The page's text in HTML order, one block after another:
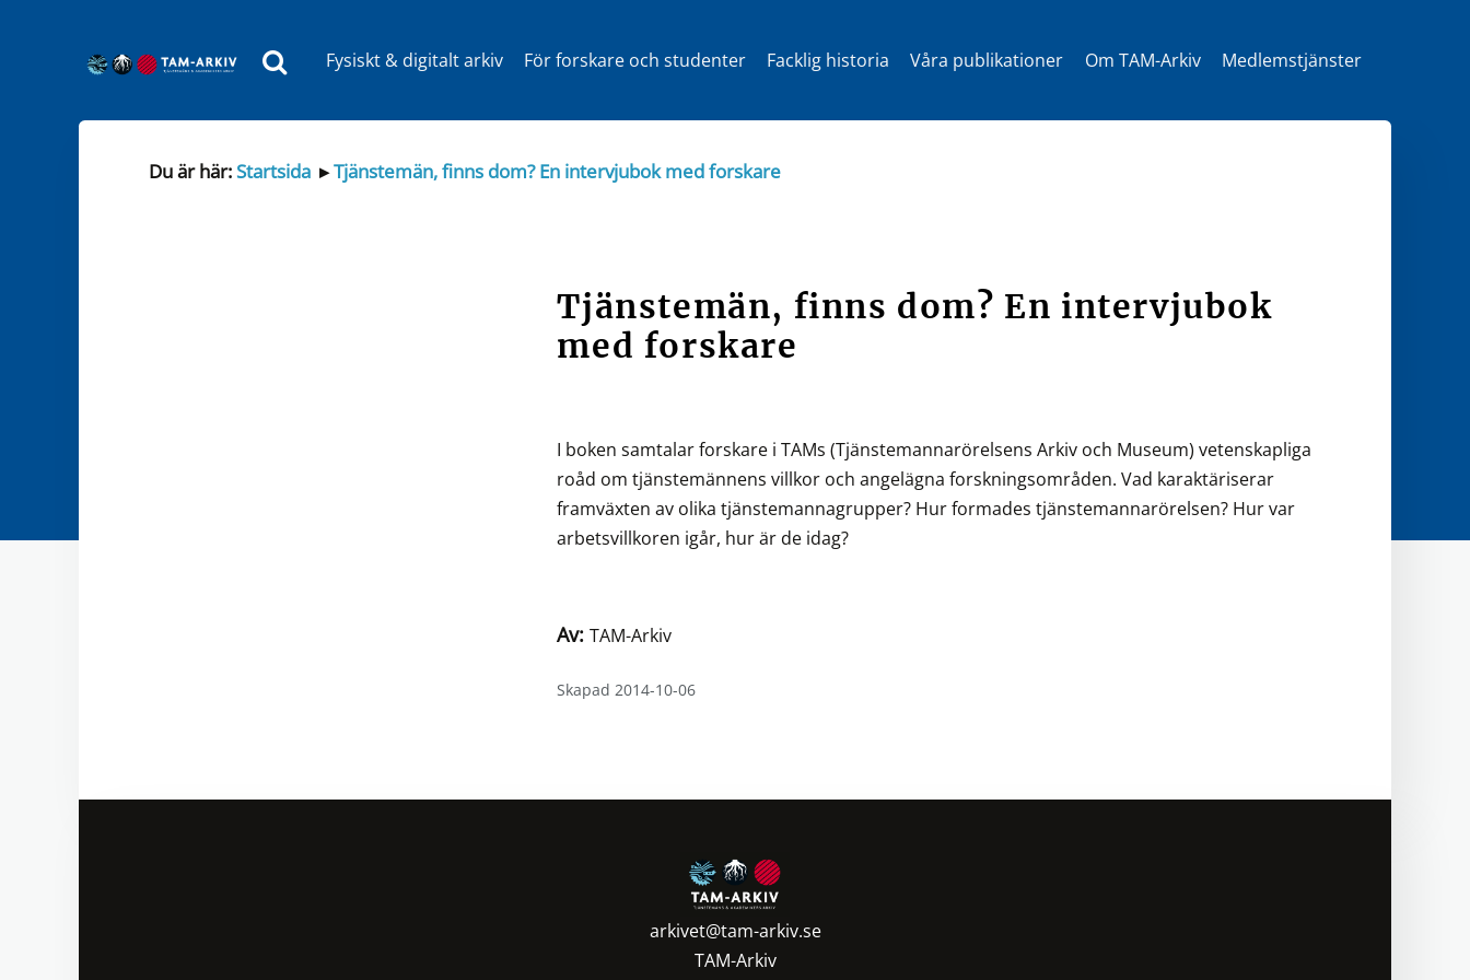
Huvudnavigering
Fysiskt & digitalt arkiv För forskare och studenter Facklig historia Våra publikationer Om TAM-Arkiv Medlemstjänster
Du är här:Startsida ▸Tjänstemän, finns dom? En intervjubok med forskare
Tjänstemän, finns dom? En intervjubok
med forskare
I boken samtalar forskare i TAMs (Tjänstemannarörelsens Arkiv och Museum) vetenskapliga
roåd om tjänstemännens villkor och angelägna forskningsområden. Vad karaktäriserar
framväxten av olika tjänstemannagrupper? Hur formades tjänstemannarörelsen? Hur var
arbetsvillkoren igår, hur är de idag?
Av:TAM-Arkiv
Skapad 2014-10-06
arkivet@tam-arkiv.se
TAM-Arkiv